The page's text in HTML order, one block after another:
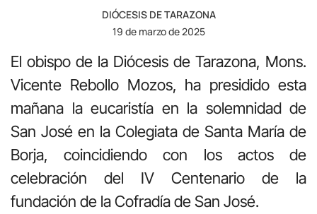
DIÓCESIS DE TARAZONA
19 de marzo de 2025
El obispo de la Diócesis de Tarazona, Mons.
Vicente Rebollo Mozos, ha presidido esta
mañana la eucaristía en la solemnidad de
San José en la Colegiata de Santa María de
Borja, coincidiendo con los actos de
celebración del IV Centenario de la
fundación de la Cofradía de San José.